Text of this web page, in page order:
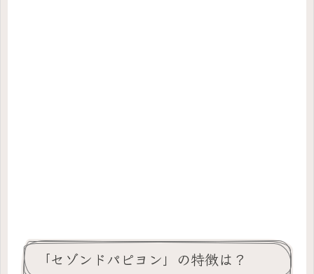
「セゾンドパピヨン」の特徴は？